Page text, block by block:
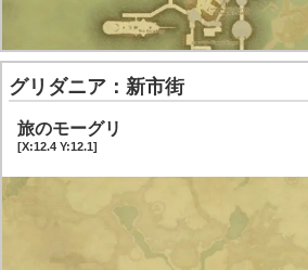
グリダニア：新市街
旅のモーグリ
[X:12.4 Y:12.1]